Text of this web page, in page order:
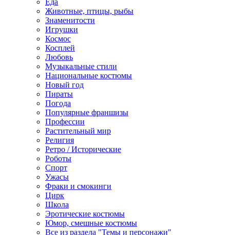
Еда
Животные, птицы, рыбы
Знаменитости
Игрушки
Космос
Косплей
Любовь
Музыкальные стили
Национальные костюмы
Новый год
Пираты
Погода
Популярные франшизы
Профессии
Растительный мир
Религия
Ретро / Исторические
Роботы
Спорт
Ужасы
Фраки и смокинги
Цирк
Школа
Эротические костюмы
Юмор, смешные костюмы
Все из раздела "Темы и персонажи"